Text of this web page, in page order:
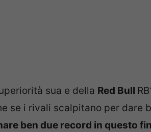
sua e della Red Bull
se i rivali scalpitano per dare
ben due record in questo